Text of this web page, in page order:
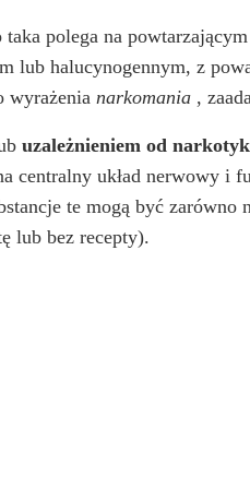
polega na
lub halucynogennym, z
wyrażenia narkomania ,
uzależnieniem od
centralny układ nerwowy
te mogą być zarówno
lub bez recepty).